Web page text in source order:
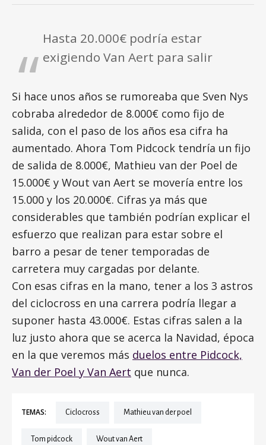
Hasta 20.000€ podría estar
exigiendo Van Aert para salir
Si hace unos años se rumoreaba que Sven Nys
cobraba alrededor de 8.000€ como fijo de
salida, con el paso de los años esa cifra ha
aumentado. Ahora Tom Pidcock tendría un fijo
de salida de 8.000€, Mathieu van der Poel de
15.000€ y Wout van Aert se movería entre los
15.000 y los 20.000€. Cifras ya más que
considerables que también podrían explicar el
esfuerzo que realizan para estar sobre el
barro a pesar de tener temporadas de
carretera muy cargadas por delante.
Con esas cifras en la mano, tener a los 3 astros
del ciclocross en una carrera podría llegar a
suponer hasta 43.000€. Estas cifras salen a la
luz justo ahora que se acerca la Navidad, época
en la que veremos más duelos entre Pidcock,
Van der Poel y Van Aert que nunca.
TEMAS: ciclocross Mathieu van der poel
Tom pidcock Wout van Aert